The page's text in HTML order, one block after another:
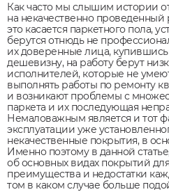
Как часто мы слышим истории
на некачественно
это касается паркетного пола,
берутся отнюдь не
их доверенные лица,
дешевизну, на работу берут
исполнителей, которые не
выполнять работы по ремонту
и возникают проблемы с
паркета и их последующая
Немаловажным является и тот
эксплуатации уже
некачественные покрытия, в
Именно поэтому в данной
об основных видах покрытий
преимущества и недостатки
том в каком случае больше